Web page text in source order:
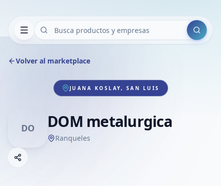
Buscar
Volver al marketplace
JUANA KOSLAY, SAN LUIS
DO DOM metalurgica
Ranqueles
Compartir empresa